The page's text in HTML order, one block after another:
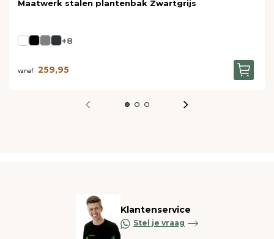
Maatwerk stalen plantenbak Zwartgrijs
+8
vanaf 259,95
Klantenservice
Stel je vraag